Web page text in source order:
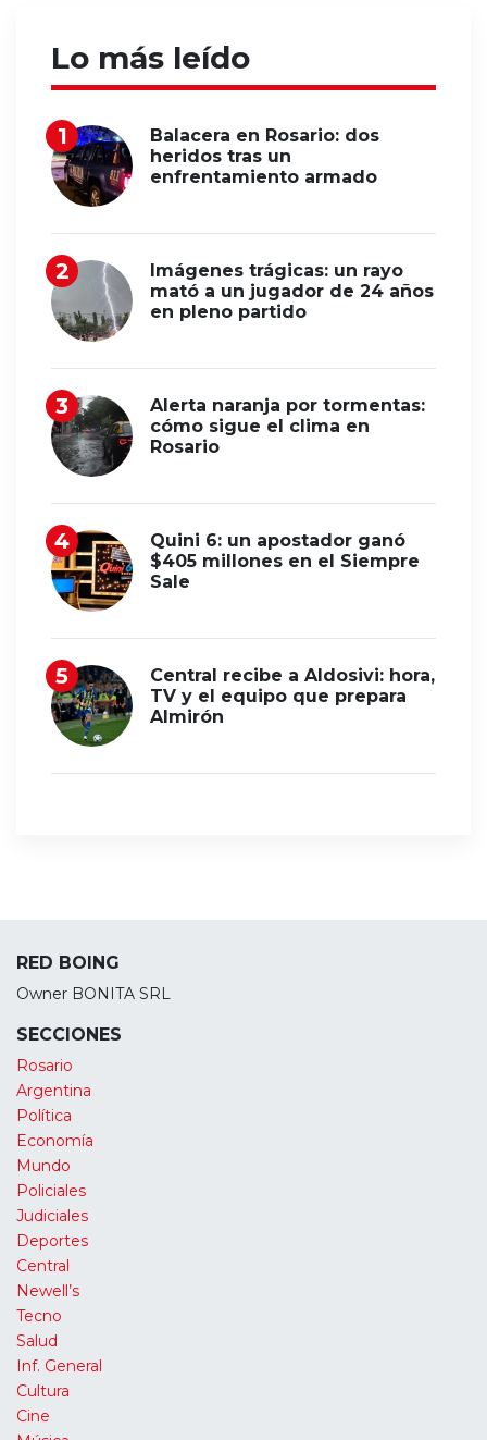
Lo más leído
Balacera en Rosario: dos
heridos tras un
enfrentamiento armado
Imágenes trágicas: un rayo
mató a un jugador de 24 años
en pleno partido
Alerta naranja por tormentas:
cómo sigue el clima en
Rosario
Quini 6: un apostador ganó
$405 millones en el Siempre
Sale
Central recibe a Aldosivi: hora,
TV y el equipo que prepara
Almirón
RED BOING
Owner BONITA SRL
SECCIONES
Rosario
Argentina
Política
Economía
Mundo
Policiales
Judiciales
Deportes
Central
Newell’s
Tecno
Salud
Inf. General
Cultura
Cine